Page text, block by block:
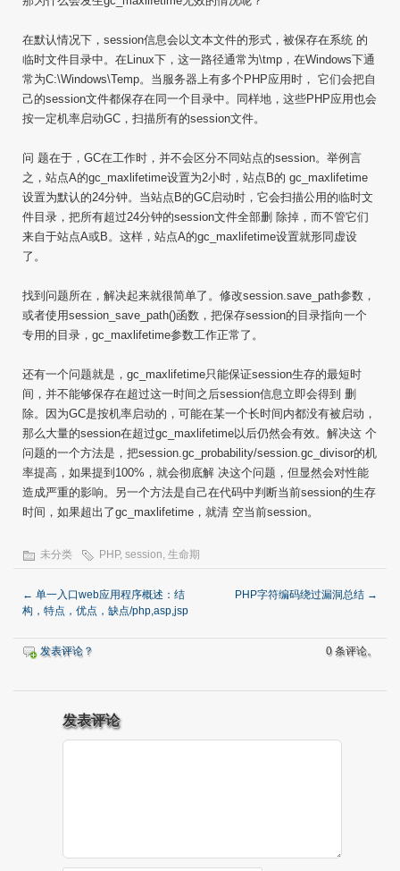
在默认情况下，session信息会以文本文件的形式，被保存在系统 的
临时文件目录中。在Linux下，这一路径通常为\tmp，在Windows下通
常为C:\Windows\Temp。当服务器上有多个PHP应用时， 它们会把自
己的session文件都保存在同一个目录中。同样地，这些PHP应用也会
按一定机率启动GC，扫描所有的session文件。
问 题在于，GC在工作时，并不会区分不同站点的session。举例言
之，站点A的gc_maxlifetime设置为2小时，站点B的 gc_maxlifetime
设置为默认的24分钟。当站点B的GC启动时，它会扫描公用的临时文
件目录，把所有超过24分钟的session文件全部删 除掉，而不管它们
来自于站点A或B。这样，站点A的gc_maxlifetime设置就形同虚设
了。
找到问题所在，解决起来就很简单了。修改session.save_path参数，
或者使用session_save_path()函数，把保存session的目录指向一个
专用的目录，gc_maxlifetime参数工作正常了。
还有一个问题就是，gc_maxlifetime只能保证session生存的最短时
间，并不能够保存在超过这一时间之后session信息立即会得到 删
除。因为GC是按机率启动的，可能在某一个长时间内都没有被启动，
那么大量的session在超过gc_maxlifetime以后仍然会有效。解决这 个
问题的一个方法是，把session.gc_probability/session.gc_divisor的机
率提高，如果提到100%，就会彻底解 决这个问题，但显然会对性能
造成严重的影响。另一个方法是自己在代码中判断当前session的生存
时间，如果超出了gc_maxlifetime，就清 空当前session。
未分类 PHP, session, 生命期
← 单一入口web应用程序概述：结
构，特点，优点，缺点/php,asp,jsp
PHP字符编码绕过漏洞总结 →
发表评论？ 0 条评论。
发表评论